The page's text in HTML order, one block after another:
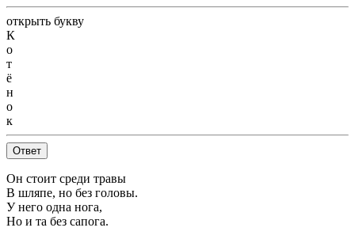
открыть букву
К
о
т
ё
н
о
к
Ответ
Он стоит среди травы
В шляпе, но без головы.
У него одна нога,
Но и та без сапога.